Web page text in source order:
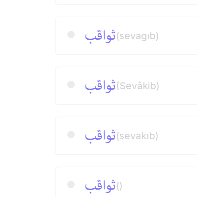
ثواقب(sevagıb)
ثواقب(Sevâkib)
ثواقب(sevakıb)
ثواقب()